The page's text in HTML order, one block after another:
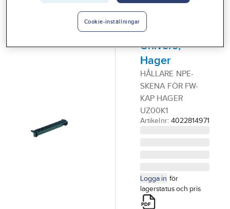
Guider & inspiration
HAGER
Hållare för
plint FW och
Univers,
Hager
HÅLLARE NPE-
SKENA FÖR FW-
KAP HAGER
UZ00K1
Artikelnr: 4022814971
Logga in för
lagerstatus och pris
Cookie-inställningar